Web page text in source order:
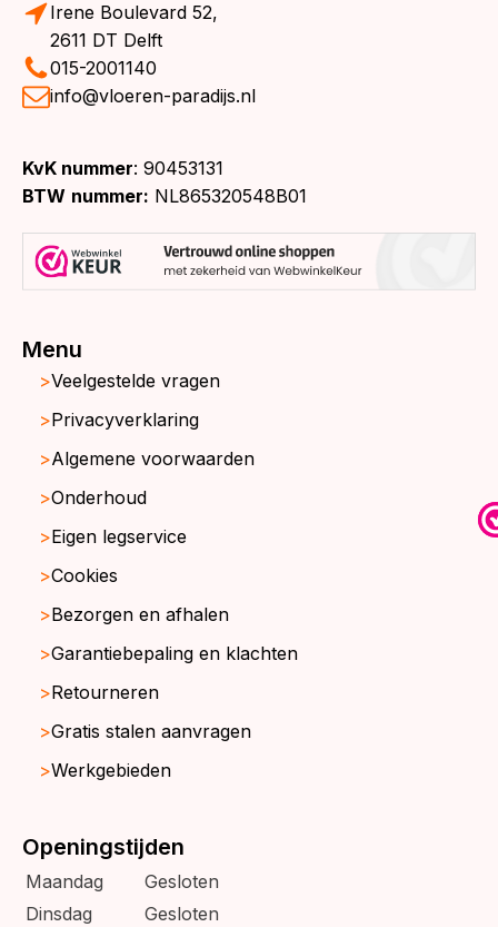
Irene Boulevard 52,
2611 DT Delft
015-2001140
info@vloeren-paradijs.nl
KvK nummer: 90453131
BTW nummer: NL865320548B01
Menu
Veelgestelde vragen
Privacyverklaring
Algemene voorwaarden
Onderhoud
Eigen legservice
Cookies
Bezorgen en afhalen
Garantiebepaling en klachten
Retourneren
Gratis stalen aanvragen
Werkgebieden
Openingstijden
Maandag
Gesloten
Dinsdag
Gesloten